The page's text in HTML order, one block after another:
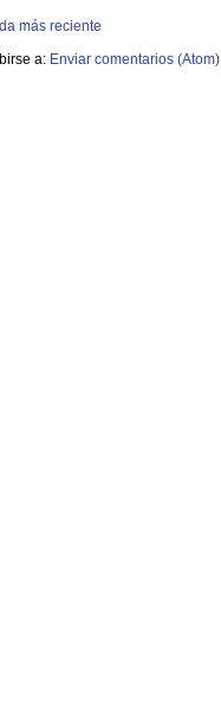
más reciente
a: Enviar comentarios (Atom)